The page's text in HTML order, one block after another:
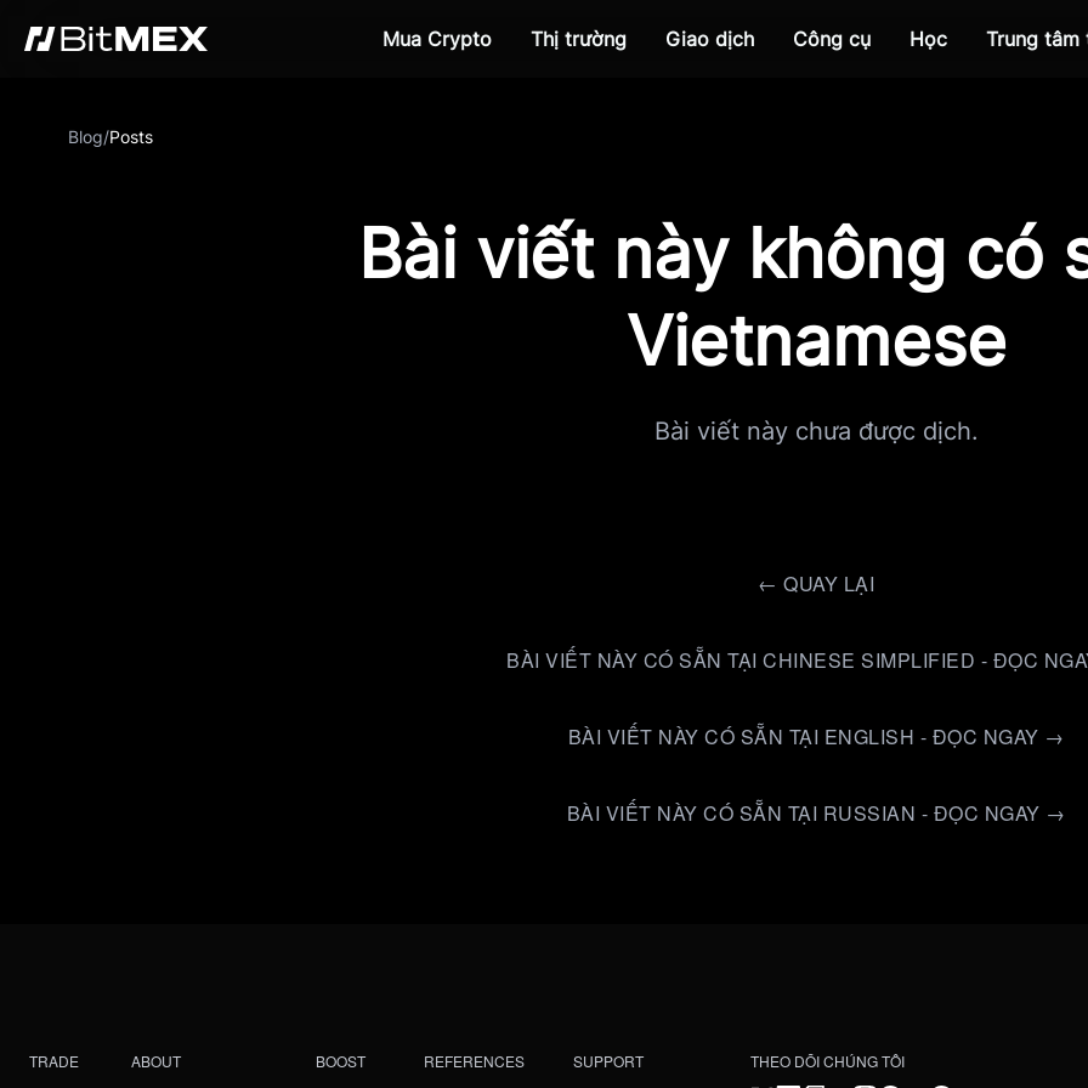
Mua Crypto Thị trường Giao dịch Công cụ Học Trung tâm
Blog/Posts
Bài viết này không có
Vietnamese
Bài viết này chưa được dịch.
← QUAY LẠI
BÀI VIẾT NÀY CÓ SẴN TẠI CHINESE SIMPLIFIED - ĐỌC
BÀI VIẾT NÀY CÓ SẴN TẠI ENGLISH - ĐỌC NGAY →
BÀI VIẾT NÀY CÓ SẴN TẠI RUSSIAN - ĐỌC NGAY →
TRADE ABOUT BOOST REFERENCES SUPPORT THEO DÕI CHÚNG TÔI